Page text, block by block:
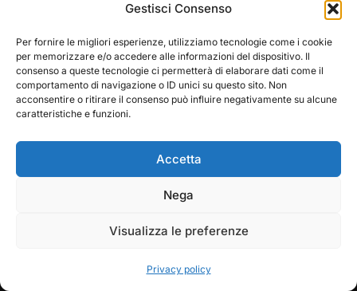
Gestisci Consenso
Per fornire le migliori esperienze, utilizziamo tecnologie come i cookie
per memorizzare e/o accedere alle informazioni del dispositivo. Il
consenso a queste tecnologie ci permetterà di elaborare dati come il
comportamento di navigazione o ID unici su questo sito. Non
acconsentire o ritirare il consenso può influire negativamente su alcune
caratteristiche e funzioni.
Accetta
Nega
Visualizza le preferenze
Privacy policy
Copyright © 2026 — Frasassi Climbing Festival. All
Rights Reserved